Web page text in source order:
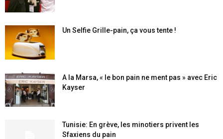
Un Selfie Grille-pain, ça vous tente !
A la Marsa, « le bon pain ne ment pas » avec Eric
Kayser
Tunisie: En grève, les minotiers privent les
Sfaxiens du pain